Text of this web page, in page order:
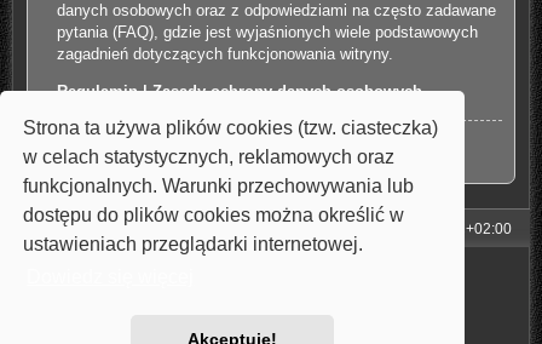
Strona ta używa plików cookies (tzw. ciasteczka)
w celach statystycznych, reklamowych oraz
funkcjonalnych. Warunki przechowywania lub
dostępu do plików cookies można określić w
ustawieniach przeglądarki internetowej.
Akceptuję!
danych osobowych oraz z odpowiedziami na często zadawane
pytania (FAQ), gdzie jest wyjaśnionych wiele podstawowych
zagadnień dotyczących funkcjonowania witryny.
Regulamin|Zasady ochrony danych osobowych
Zarejestruj się
Strona główna UTC+02:00